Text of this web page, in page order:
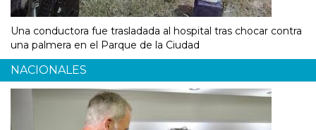
Una conductora fue trasladada al hospital tras chocar contra
una palmera en el Parque de la Ciudad
NACIONALES